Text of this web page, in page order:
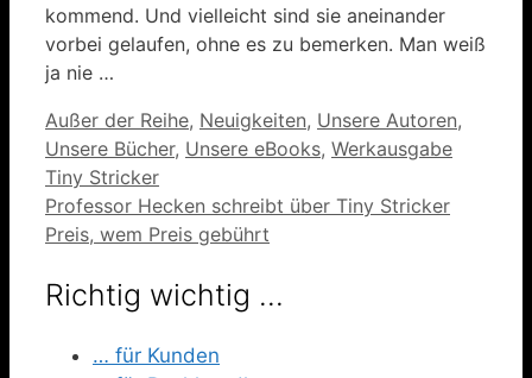
kommend. Und vielleicht sind sie aneinander
vorbei gelaufen, ohne es zu bemerken. Man weiß
ja nie …
Kategorien
Außer der Reihe, Neuigkeiten, Unsere Autoren,
Unsere Bücher, Unsere eBooks, Werkausgabe
Tiny Stricker
Professor Hecken schreibt über Tiny Stricker
Preis, wem Preis gebührt
Richtig wichtig …
… für Kunden